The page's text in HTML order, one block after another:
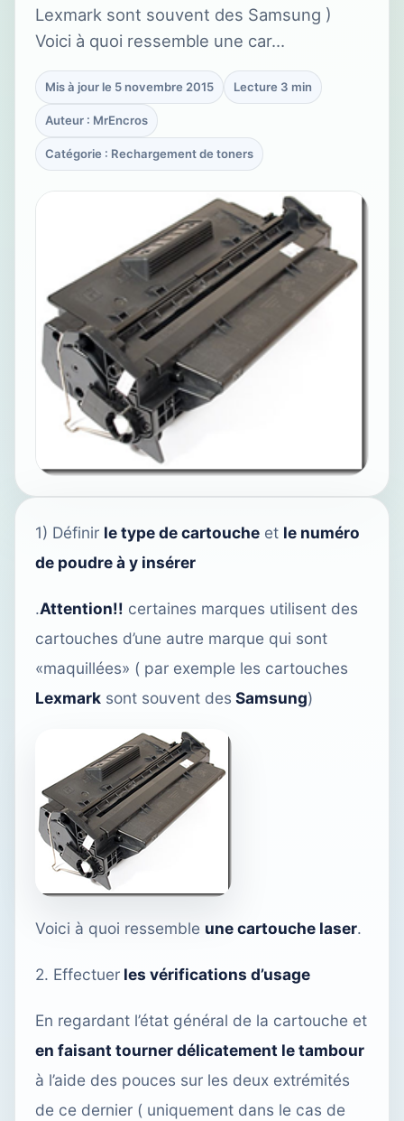
Lexmark sont souvent des Samsung )
Voici à quoi ressemble une car…
Mis à jour le 5 novembre 2015 Lecture 3 min
Auteur : MrEncros
Catégorie : Rechargement de toners
1) Définir le type de cartouche et le numéro
de poudre à y insérer
.Attention!! certaines marques utilisent des
cartouches d’une autre marque qui sont
«maquillées» ( par exemple les cartouches
Lexmark sont souvent des Samsung)
Voici à quoi ressemble une cartouche laser.
2. Effectuer les vérifications d’usage
En regardant l’état général de la cartouche et
en faisant tourner délicatement le tambour
à l’aide des pouces sur les deux extrémités
de ce dernier ( uniquement dans le cas de